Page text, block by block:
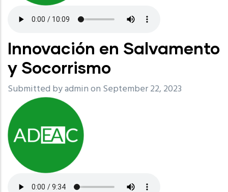
Innovación en Salvamento
y Socorrismo
Submitted byadminon September 22, 2023